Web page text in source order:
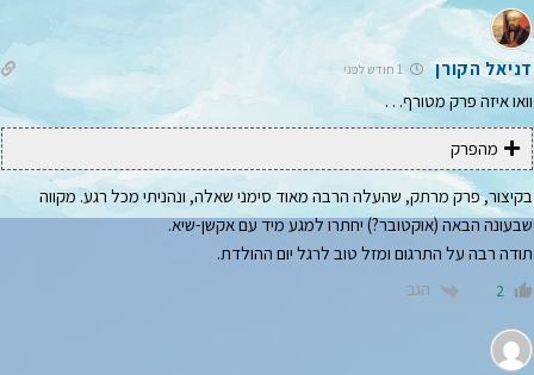
דניאל הקורן
וואו איזה פרק מטורף. . .
מהפרק
בקיצור, פרק מרתק, שהעלה הרבה מאוד סימני שאלה, ונהניתי מכל רגע. מקווה
שבעונה הבאה (אוקטובר?) יחתרו למגע מיד עם אקשן-שיא.
תודה רבה על התרגום ומזל טוב לרגל יום ההולדת.
2 הגב